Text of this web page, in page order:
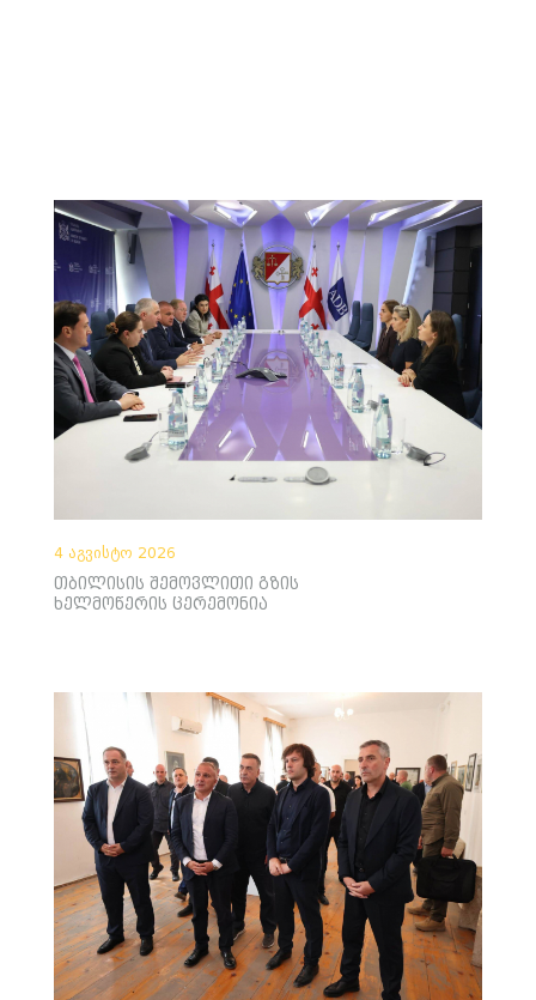
4 აგვისტო 2026
თბილისის შემოვლითი გზის
ხელმოწერის ცერემონია